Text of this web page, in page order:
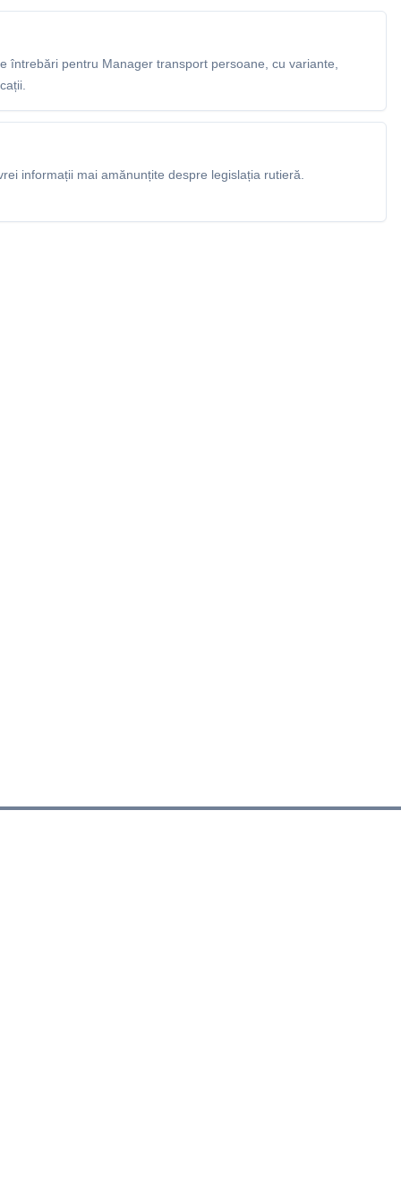
întrebări pentru Manager transport persoane, cu variante,
informații mai amănunțite despre legislația rutieră.